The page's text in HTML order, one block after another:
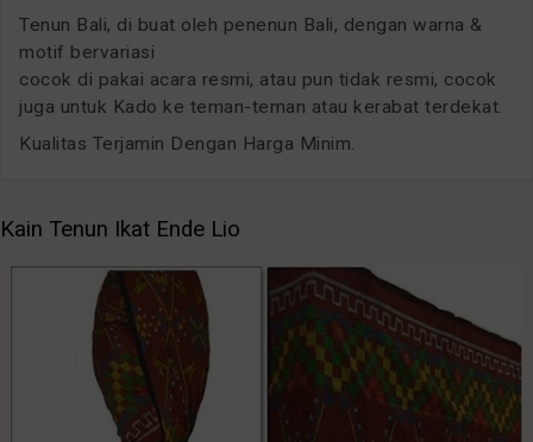
Tenun Bali, di buat oleh penenun Bali, dengan warna &
motif bervariasi
cocok di pakai acara resmi, atau pun tidak resmi, cocok
juga untuk Kado ke teman-teman atau kerabat terdekat.
Kualitas Terjamin Dengan Harga Minim.
Kain Tenun Ikat Ende Lio